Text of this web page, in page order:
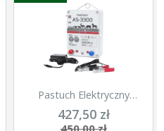
Pastuch Elektryczny
Elektryzator uniwersalny
Pomelac AS-3300 3,3 Jula
427,50 zł
450,00 zł